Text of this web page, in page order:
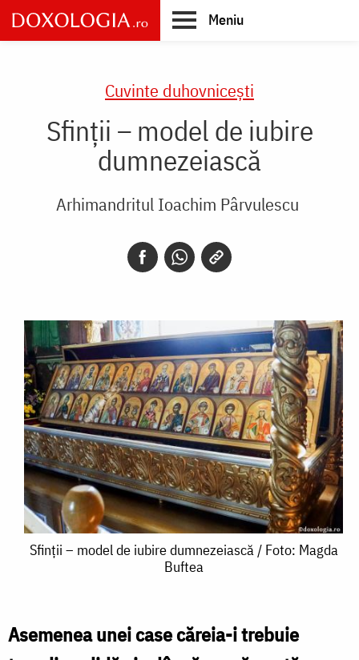
Skip
to
main
Meniu
Cuvinte duhovnicești
Sfinții – model de iubire
dumnezeiască
Arhimandritul Ioachim Pârvulescu
Sfinții
de
Sfinții – model de iubire dumnezeiască / Foto: Magda
Buftea
Asemenea unei case căreia-i trebuie